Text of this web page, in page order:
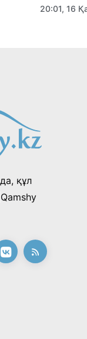
20:01, 16
құл